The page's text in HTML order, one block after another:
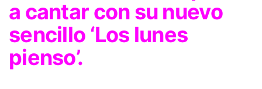
a cantar con su nuevo
sencillo ‘Los lunes
pienso’.